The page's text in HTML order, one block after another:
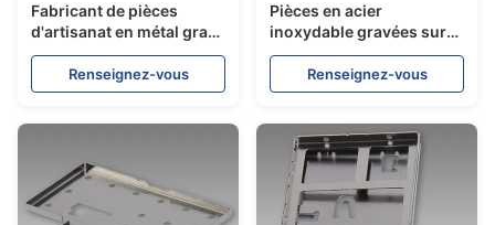
Fabricant de pièces
d'artisanat en métal gravé
de précision
Renseignez-vous
Pièces en acier
inoxydable gravées sur
mesure
Renseignez-vous